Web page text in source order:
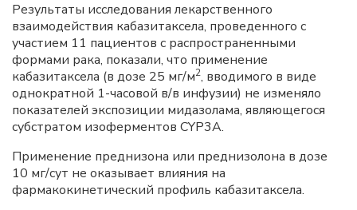
Результаты исследования лекарственного
взаимодействия кабазитаксела, проведенного с
участием 11 пациентов с распространенными
формами рака, показали, что применение
кабазитаксела (в дозе 25 мг/м2, вводимого в виде
однократной 1-часовой в/в инфузии) не изменяло
показателей экспозиции мидазолама, являющегося
субстратом изоферментов CYP3A.
Применение преднизона или преднизолона в дозе
10 мг/сут не оказывает влияния на
фармакокинетический профиль кабазитаксела.